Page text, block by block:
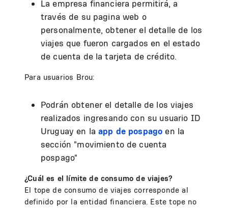
La empresa financiera permitirá, a
través de su pagina web o
personalmente, obtener el detalle de los
viajes que fueron cargados en el estado
de cuenta de la tarjeta de crédito.
Para usuarios Brou:
Podrán obtener el detalle de los viajes
realizados ingresando con su usuario ID
Uruguay en laapp de pospago en la
sección "movimiento de cuenta
pospago"
¿Cuál es el límite de consumo de viajes?
El tope de consumo de viajes corresponde al
definido por la entidad financiera. Este tope no